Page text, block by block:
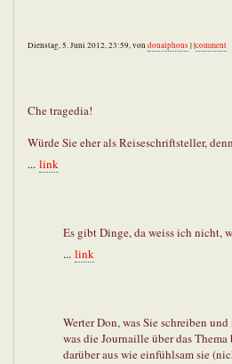
Dienstag, 5. Juni 2012, 23:59, von donalphons | |comment
Che tragedia!
Würde Sie eher als Reiseschriftsteller,
... link
Es gibt Dinge, da weiss ich nicht,
... link
Werter Don, was Sie schreiben
was die Journaille über das
darüber aus wie einfühlsam sie